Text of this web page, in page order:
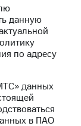
данную
по адресу
данных
в ПАО